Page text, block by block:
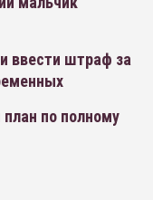
ввести штраф за
по полному